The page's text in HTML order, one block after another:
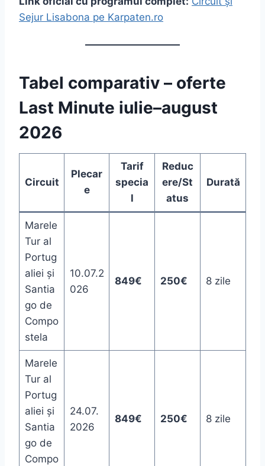
Sejur Lisabona pe Karpaten.ro
Tabel comparativ – oferte
Last Minute iulie–august
2026
Circuit
Plecar
e
Tarif
specia
l
Reduc
ere/St
atus
Durată
Marele
Tur al
Portug
aliei și
Santia
go de
Compo
stela
10.07.2
026
849€ 250€ 8 zile
Marele
Tur al
Portug
aliei și
Santia
go de
Compo
24.07.
2026
849€ 250€ 8 zile